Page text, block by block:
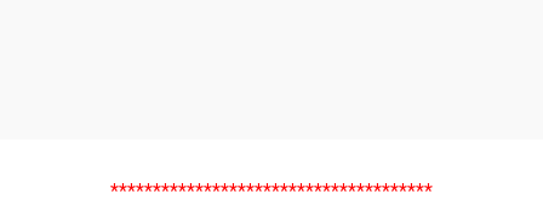
**************************************